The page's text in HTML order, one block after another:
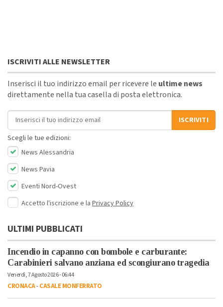
ISCRIVITI ALLE NEWSLETTER
Inserisci il tuo indirizzo email per ricevere le ultime news
direttamente nella tua casella di posta elettronica.
Indirizzo email
ISCRIVITI
Scegli le tue edizioni:
News Alessandria
News Pavia
Eventi Nord-Ovest
Accetto l'iscrizione e la Privacy Policy
ULTIMI PUBBLICATI
Incendio in capanno con bombole e carburante:
Carabinieri salvano anziana ed scongiurano tragedia
Venerdì, 7 Agosto 2026 - 06:44
CRONACA-CASALE MONFERRATO